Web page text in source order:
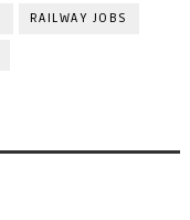
RAILWAY JOBS